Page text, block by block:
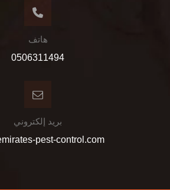
هاتف
0506311494
بريد إلكتروني
pest-control.com